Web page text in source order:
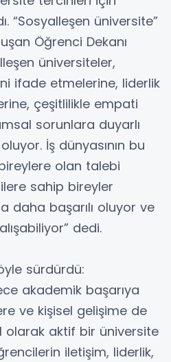
“Sosyalleşen üniversite”
Öğrenci Dekanı
üniversiteler,
ifade etmelerine, liderlik
çeşitlilikle empati
sorunlara duyarlı
İş dünyasının bu
olan talebi
sahip bireyler
daha başarılı oluyor ve
dedi.
sürdürdü:
akademik başarıya
ve kişisel gelişime de
olarak aktif bir üniversite
iletişim, liderlik,